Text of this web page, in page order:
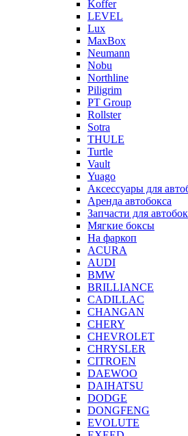
Koffer
LEVEL
Lux
MaxBox
Neumann
Nobu
Northline
Piligrim
PT Group
Rollster
Sotra
THULE
Turtle
Vault
Yuago
Аксессуары для
Аренда автобокса
Запчасти для
Мягкие боксы
На фаркоп
ACURA
AUDI
BMW
BRILLIANCE
CADILLAC
CHANGAN
CHERY
CHEVROLET
CHRYSLER
CITROEN
DAEWOO
DAIHATSU
DODGE
DONGFENG
EVOLUTE